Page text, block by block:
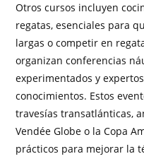
Otros cursos incluyen
regatas, esenciales para
largas o competir en
organizan conferencias
experimentados y
conocimientos. Estos
travesías transatlánticas,
Vendée Globe o la Copa
prácticos para mejorar la